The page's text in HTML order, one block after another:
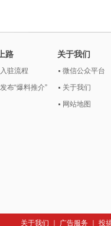
路
驻流程
布“爆料推介”
关于我们
微信公众平台
关于我们
网站地图
关于我们 广告服务 投